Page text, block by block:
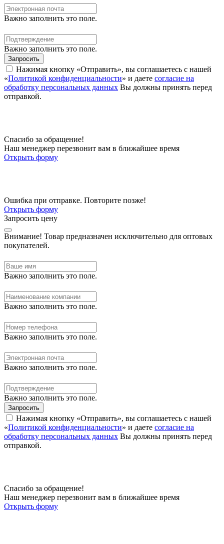
Важно заполнить это поле.
Важно заполнить это поле.
Запросить
Нажимая кнопку «Отправить», вы соглашаетесь с нашей
«Политикой конфиденциальности» и даете согласие на
обработку персональных данных Вы должны принять перед
отправкой.
Спасибо за обращение!
Наш менеджер перезвонит вам в ближайшее время
Открыть форму
Ошибка при отправке. Повторите позже!
Открыть форму
Запросить цену
Внимание! Товар предназначен исключительно для оптовых
покупателей.
Важно заполнить это поле.
Важно заполнить это поле.
Важно заполнить это поле.
Важно заполнить это поле.
Важно заполнить это поле.
Запросить
Нажимая кнопку «Отправить», вы соглашаетесь с нашей
«Политикой конфиденциальности» и даете согласие на
обработку персональных данных Вы должны принять перед
отправкой.
Спасибо за обращение!
Наш менеджер перезвонит вам в ближайшее время
Открыть форму